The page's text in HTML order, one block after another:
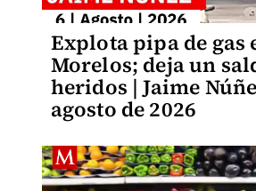
Explota pipa de gas
Morelos; deja un
heridos | Jaime
agosto de 2026